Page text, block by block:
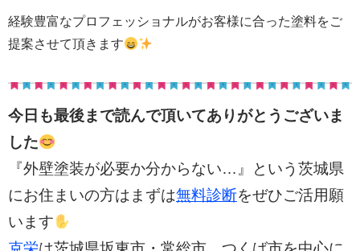
経験豊富なプロフェッショナルがお客様に合った塗料をご
提案させて頂きます
今日も最後まで読んで頂いてありがとうございま
した
『外壁塗装が必要か分からない…』という茨城県
にお住まいの方はまずは無料診断をぜひご活用願
います